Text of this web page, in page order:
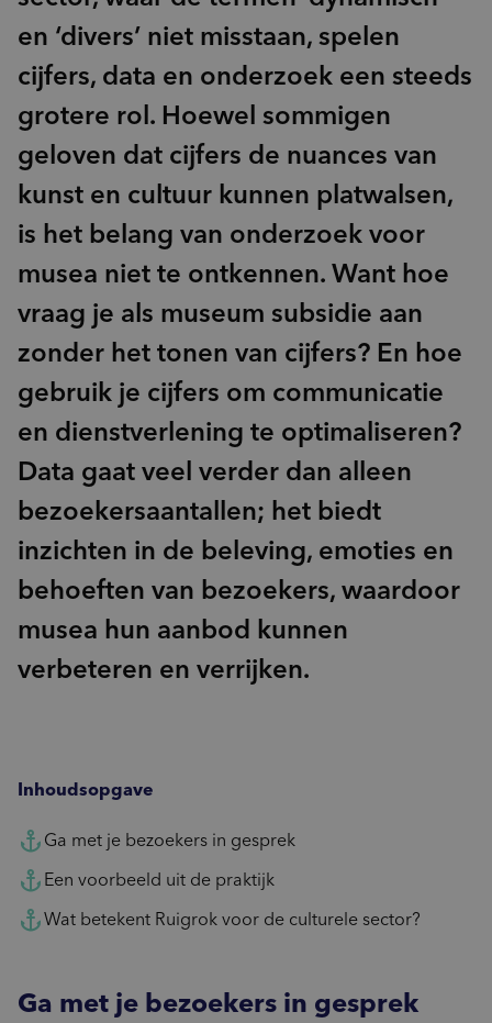
en ‘divers’ niet misstaan, spelen
cijfers, data en onderzoek een steeds
grotere rol. Hoewel sommigen
geloven dat cijfers de nuances van
kunst en cultuur kunnen platwalsen,
is het belang van onderzoek voor
musea niet te ontkennen. Want hoe
vraag je als museum subsidie aan
zonder het tonen van cijfers? En hoe
gebruik je cijfers om communicatie
en dienstverlening te optimaliseren?
Data gaat veel verder dan alleen
bezoekersaantallen; het biedt
inzichten in de beleving, emoties en
behoeften van bezoekers, waardoor
musea hun aanbod kunnen
verbeteren en verrijken.
Inhoudsopgave
Ga met je bezoekers in gesprek
Een voorbeeld uit de praktijk
Wat betekent Ruigrok voor de culturele sector?
Ga met je bezoekers in gesprek